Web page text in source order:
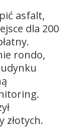
asfalt,
dla 200
rondo,
złotych.